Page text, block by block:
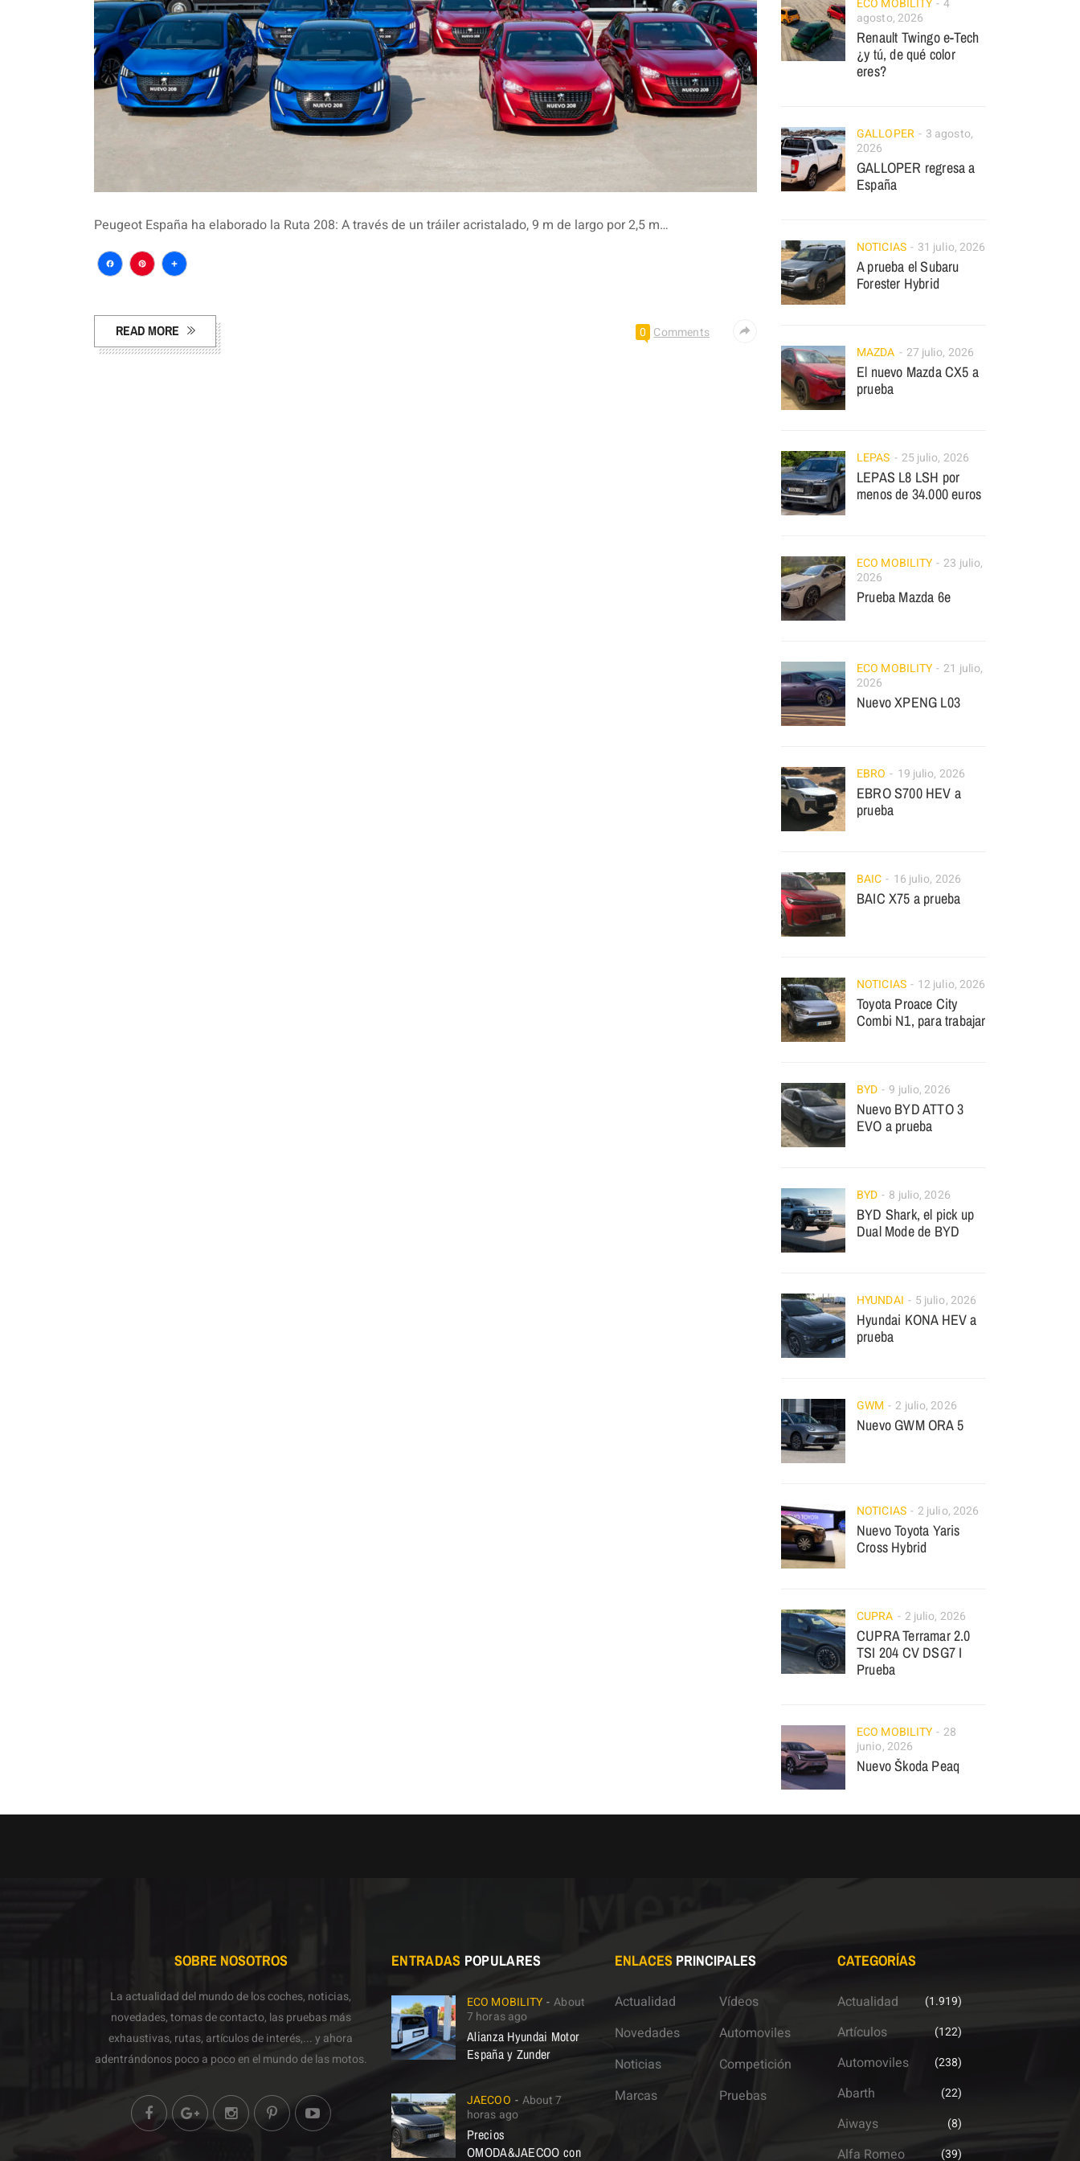
Peugeot España ha elaborado la Ruta 208: A través de un tráiler acristalado, 9 m de largo por 2,5 m…
Facebook
Pinterest
Compartir
READ MORE 0 Comments
agosto, 2026
Renault Twingo e-Tech
¿y tú, de qué color
eres?
GALLOPER
3 agosto,
2026
GALLOPER regresa a
España
NOTICIAS 31 julio, 2026
A prueba el Subaru
Forester Hybrid
MAZDA 27 julio, 2026
El nuevo Mazda CX5 a
prueba
LEPAS 25 julio, 2026
LEPAS L8 LSH por
menos de 34.000 euros
ECO MOBILITY
23 julio,
2026
Prueba Mazda 6e
ECO MOBILITY
21 julio,
2026
Nuevo XPENG L03
EBRO 19 julio, 2026
EBRO S700 HEV a
prueba
BAIC 16 julio, 2026
BAIC X75 a prueba
NOTICIAS 12 julio, 2026
Toyota Proace City
Combi N1, para trabajar
BYD 9 julio, 2026
Nuevo BYD ATTO 3
EVO a prueba
BYD 8 julio, 2026
BYD Shark, el pick up
Dual Mode de BYD
HYUNDAI 5 julio, 2026
Hyundai KONA HEV a
prueba
GWM 2 julio, 2026
Nuevo GWM ORA 5
NOTICIAS 2 julio, 2026
Nuevo Toyota Yaris
Cross Hybrid
CUPRA 2 julio, 2026
CUPRA Terramar 2.0
TSI 204 CV DSG7 I
Prueba
ECO MOBILITY
28
junio, 2026
Nuevo Škoda Peaq
SOBRE NOSOTROS
La actualidad del mundo de los coches, noticias,
novedades, tomas de contacto, las pruebas más
exhaustivas, rutas, artículos de interés,... y ahora
adentrándonos poco a poco en el mundo de las motos.
ENTRADAS POPULARES
ECO MOBILITY
About
7 horas ago
Alianza Hyundai Motor
España y Zunder
JAECOO
About 7
horas ago
Precios
OMODA&JAECOO con
ENLACESPRINCIPALES
Actualidad
Novedades
Noticias
Marcas
Vídeos
Automoviles
Competición
Pruebas
CATEGORÍAS
Actualidad (1.919)
Artículos (122)
Automoviles (238)
Abarth (22)
Aiways (8)
Alfa Romeo (39)